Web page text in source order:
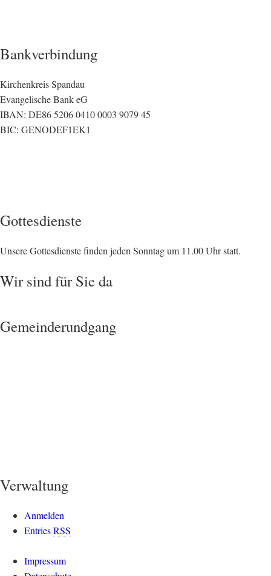
Bankverbindung
Kirchenkreis Spandau
Evangelische Bank eG
IBAN: DE86 5206 0410 0003 9079 45
BIC: GENODEF1EK1
Gottesdienste
Unsere Gottesdienste finden jeden Sonntag um 11.00 Uhr statt.
Wir sind für Sie da
Gemeinderundgang
Verwaltung
Anmelden
EntriesRSS
Impressum